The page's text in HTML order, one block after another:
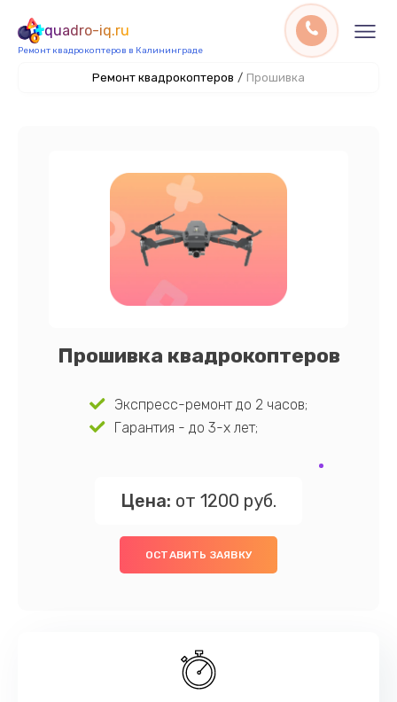
quadro-iq.ru
Ремонт квадрокоптеров в Калининграде
Ремонт квадрокоптеров / Прошивка
Прошивка квадрокоптеров
Экспресс-ремонт до 2 часов;
Гарантия - до 3-х лет;
Цена: от 1200 руб.
ОСТАВИТЬ ЗАЯВКУ